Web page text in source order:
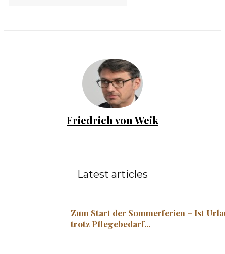
Friedrich von Weik
Latest articles
Zum Start der Sommerferien – Ist
trotz Pflegebedarf...